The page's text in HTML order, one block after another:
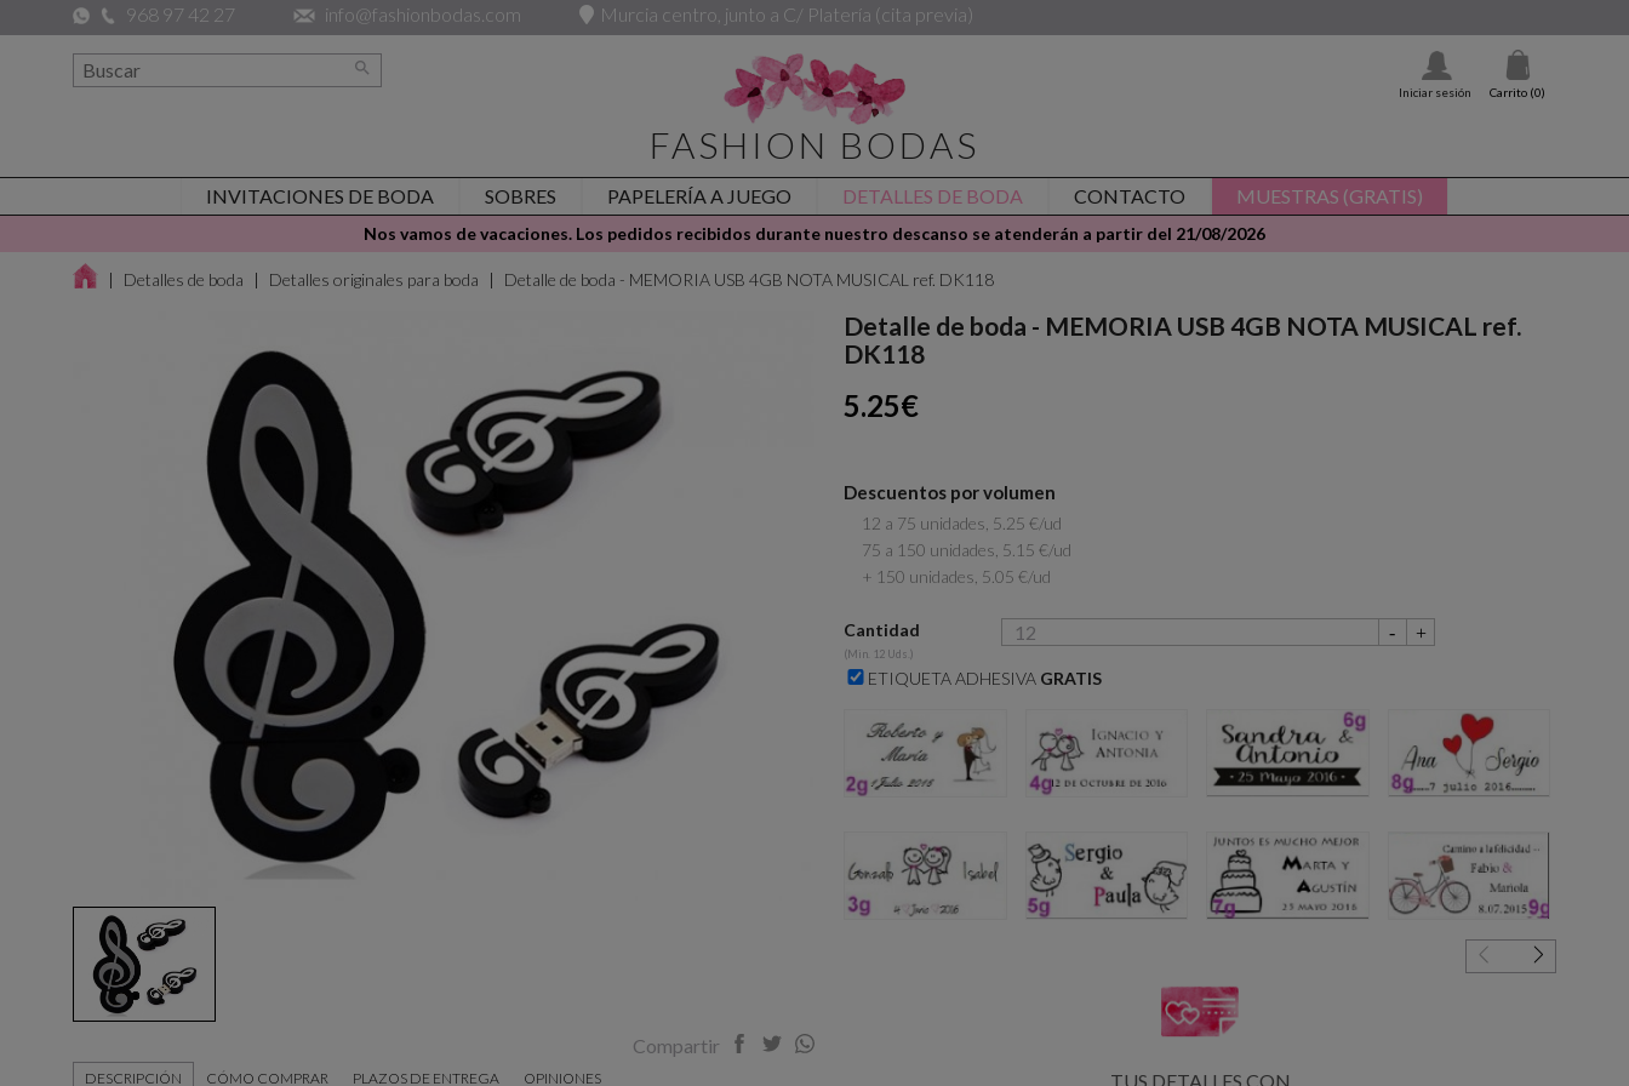
968 97 42 27 info@fashionbodas.com Murcia centro, junto a C/ Platería (cita previa)

Iniciar sesión Carrito (0)
FASHION BODAS
INVITACIONES DE BODA SOBRES PAPELERÍA A JUEGO DETALLES DE BODA CONTACTO MUESTRAS (GRATIS)
Nos vamos de vacaciones. Los pedidos recibidos durante nuestro descanso se atenderán a partir del 21/08/2026
Detalles de boda Detalles originales para boda Detalle de boda - MEMORIA USB 4GB NOTA MUSICAL ref. DK118
Compartir
DESCRIPCIÓN CÓMO COMPRAR PLAZOS DE ENTREGA OPINIONES
Detalle de boda - MEMORIA USB 4GB NOTA MUSICAL ref.
DK118
5.25€
Descuentos por volumen
12 a 75 unidades, 5.25 €/ud
75 a 150 unidades, 5.15 €/ud
+ 150 unidades, 5.05 €/ud
Cantidad
(Min. 12 Uds.)
ETIQUETA ADHESIVA GRATIS
TUS DETALLES CON